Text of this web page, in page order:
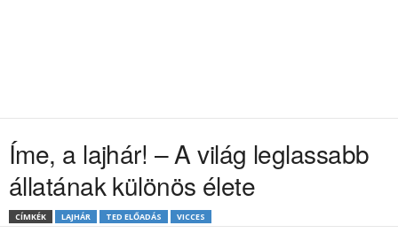
Íme, a lajhár! – A világ leglassabb
állatának különös élete
CÍMKÉK LAJHÁR TED ELŐADÁS VICCES